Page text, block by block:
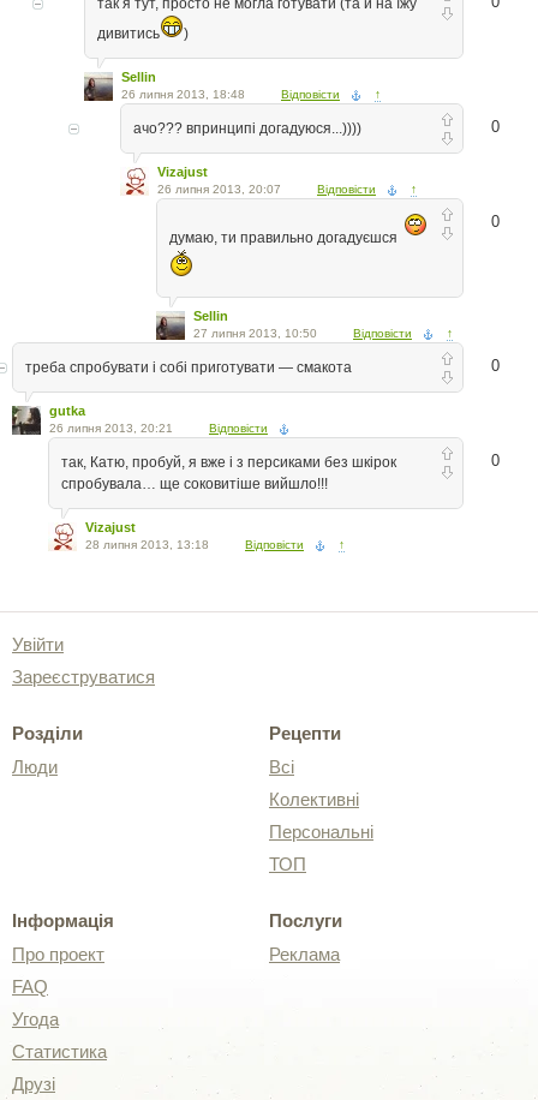
так я тут, просто не могла готувати (та й на їжу
дивитись
)
Sellin
26 липня 2013, 18:48 Відповісти ↑
0
ачо??? впринципі догадуюся...))))
Vizajust
26 липня 2013, 20:07 Відповісти ↑
0
думаю, ти правильно догадуєшся
Sellin
27 липня 2013, 10:50 Відповісти ↑
0
треба спробувати і собі приготувати — смакота
gutka
26 липня 2013, 20:21 Відповісти
0
так, Катю, пробуй, я вже і з персиками без шкірок
спробувала… ще соковитіше вийшло!!!
Vizajust
28 липня 2013, 13:18 Відповісти ↑
Увійти
Зареєструватися
Розділи
Люди
Рецепти
Всі
Колективні
Персональні
ТОП
Інформація
Про проект
FAQ
Угода
Статистика
Друзі
Послуги
Реклама